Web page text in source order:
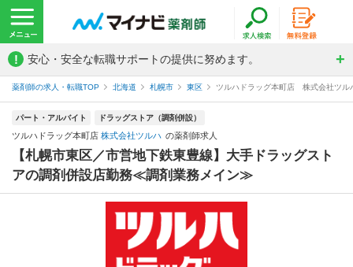
! 安心・安全な転職サポートの提供に努めます。
薬剤師の求人・転職TOP 北海道 札幌市 東区 ツルハドラッグ本町店 株式会社ツル
パート・アルバイト ドラッグストア（調剤併設）
ツルハドラッグ本町店 株式会社ツルハ の薬剤師求人
【札幌市東区／市営地下鉄東豊線】大手ドラッグスト
アの調剤併設店勤務≪調剤業務メイン≫